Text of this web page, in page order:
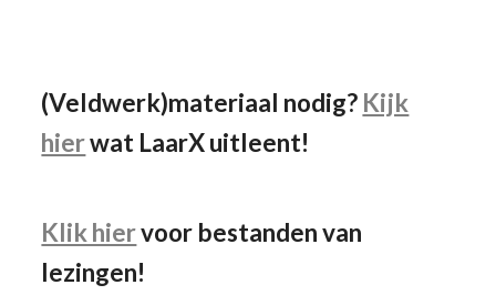
(Veldwerk)materiaal nodig? Kijk
hierwat LaarX uitleent!
Klik hiervoor bestanden van
lezingen!